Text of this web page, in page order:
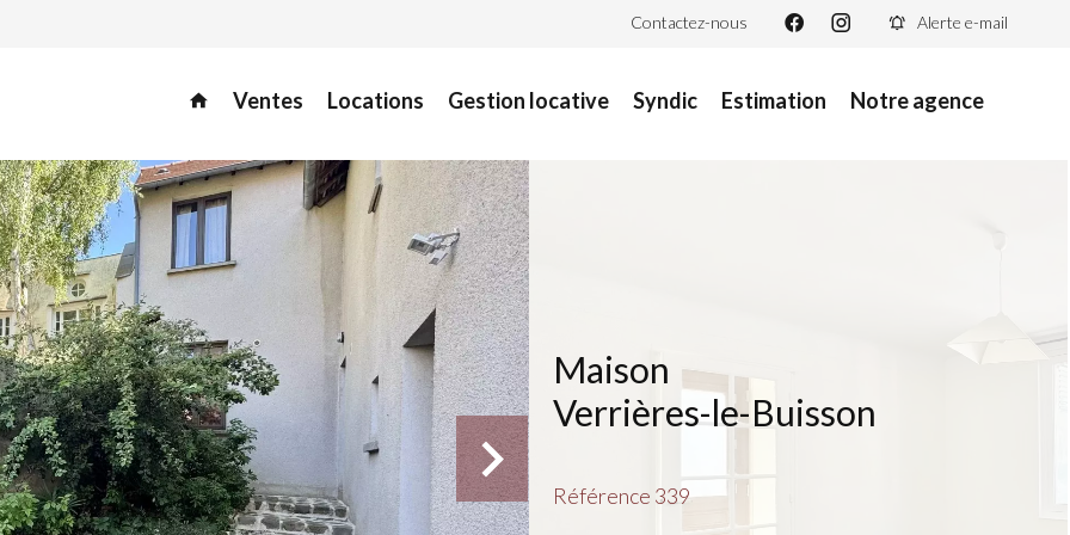
Contactez-nous Alerte e-mail
Ventes Locations Gestion locative Syndic Estimation Notre agence
Maison
Verrières-le-Buisson
Référence 339